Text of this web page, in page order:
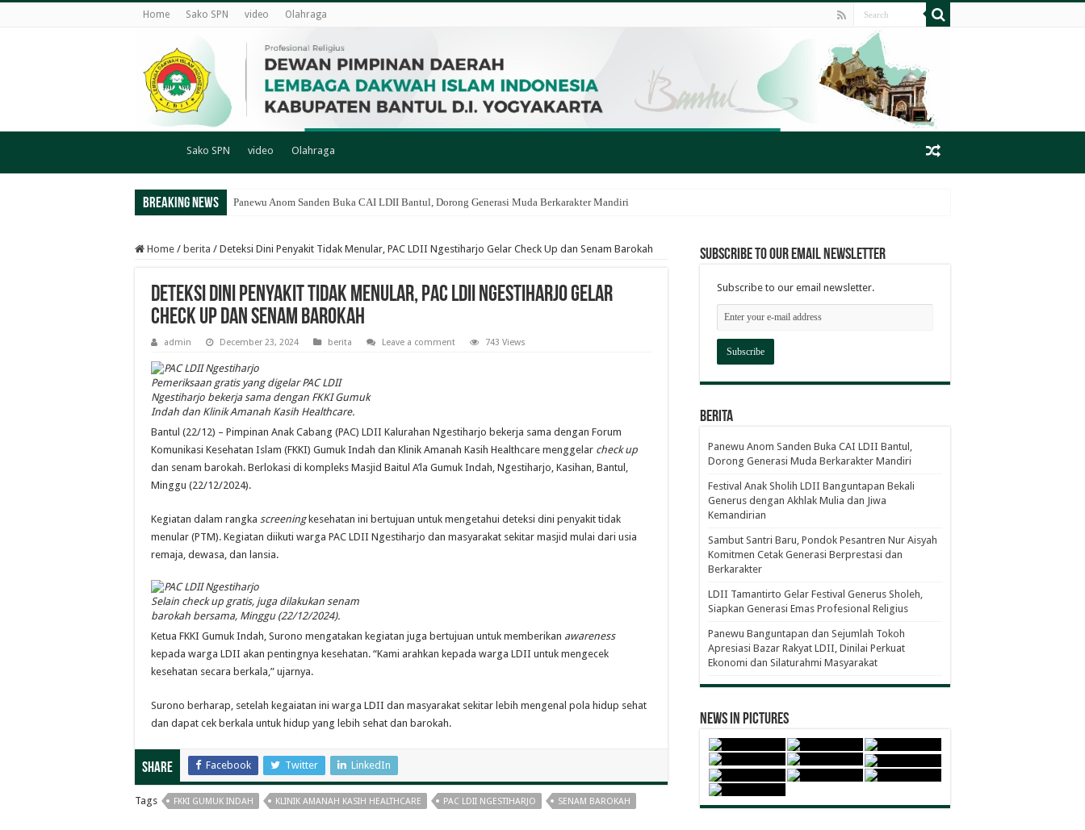
Home Sako SPN video Olahraga
Sako SPN video Olahraga
Breaking News Panewu Anom Sanden Buka CAI LDII Bantul, Dorong Generasi Muda Berkarakter Mandiri
Home / berita / Deteksi Dini Penyakit Tidak Menular, PAC LDII Ngestiharjo Gelar Check Up dan Senam Barokah
Deteksi Dini Penyakit Tidak Menular, PAC LDII Ngestiharjo Gelar
Check Up dan Senam Barokah
admin December 23, 2024 berita Leave a comment 743 Views
Pemeriksaan gratis yang digelar PAC LDII
Ngestiharjo bekerja sama dengan FKKI Gumuk
Indah dan Klinik Amanah Kasih Healthcare.
Bantul (22/12) – Pimpinan Anak Cabang (PAC) LDII Kalurahan Ngestiharjo bekerja sama dengan Forum
Komunikasi Kesehatan Islam (FKKI) Gumuk Indah dan Klinik Amanah Kasih Healthcare menggelar check up
dan senam barokah. Berlokasi di kompleks Masjid Baitul A’la Gumuk Indah, Ngestiharjo, Kasihan, Bantul,
Minggu (22/12/2024).
Kegiatan dalam rangka screeningkesehatan ini bertujuan untuk mengetahui deteksi dini penyakit tidak
menular (PTM). Kegiatan diikuti warga PAC LDII Ngestiharjo dan masyarakat sekitar masjid mulai dari usia
remaja, dewasa, dan lansia.
Selain check up gratis, juga dilakukan senam
barokah bersama, Minggu (22/12/2024).
Ketua FKKI Gumuk Indah, Surono mengatakan kegiatan juga bertujuan untuk memberikan awareness
kepada warga LDII akan pentingnya kesehatan. “Kami arahkan kepada warga LDII untuk mengecek
kesehatan secara berkala,” ujarnya.
Surono berharap, setelah kegaiatan ini warga LDII dan masyarakat sekitar lebih mengenal pola hidup sehat
dan dapat cek berkala untuk hidup yang lebih sehat dan barokah.
Share Facebook Twitter LinkedIn
Tags FKKI GUMUK INDAH KLINIK AMANAH KASIH HEALTHCARE PAC LDII NGESTIHARJO SENAM BAROKAH
Subscribe to our email newsletter
Subscribe to our email newsletter.
Berita
Panewu Anom Sanden Buka CAI LDII Bantul,
Dorong Generasi Muda Berkarakter Mandiri
Festival Anak Sholih LDII Banguntapan Bekali
Generus dengan Akhlak Mulia dan Jiwa
Kemandirian
Sambut Santri Baru, Pondok Pesantren Nur Aisyah
Komitmen Cetak Generasi Berprestasi dan
Berkarakter
LDII Tamantirto Gelar Festival Generus Sholeh,
Siapkan Generasi Emas Profesional Religius
Panewu Banguntapan dan Sejumlah Tokoh
Apresiasi Bazar Rakyat LDII, Dinilai Perkuat
Ekonomi dan Silaturahmi Masyarakat
News in Pictures